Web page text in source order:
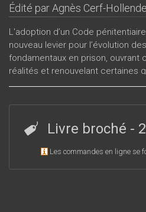
Édité parAgnès Cerf-
L'adoption d’un Code
nouveau levier pour l’évolution
fondamentaux en prison, ouvrant
réalités et renouvelant certaines
cet outil, à disposition tant des
mise en œuvre dépendra en
pour renforcer la prison comme
Livre broché -
Les commandes en ligne se